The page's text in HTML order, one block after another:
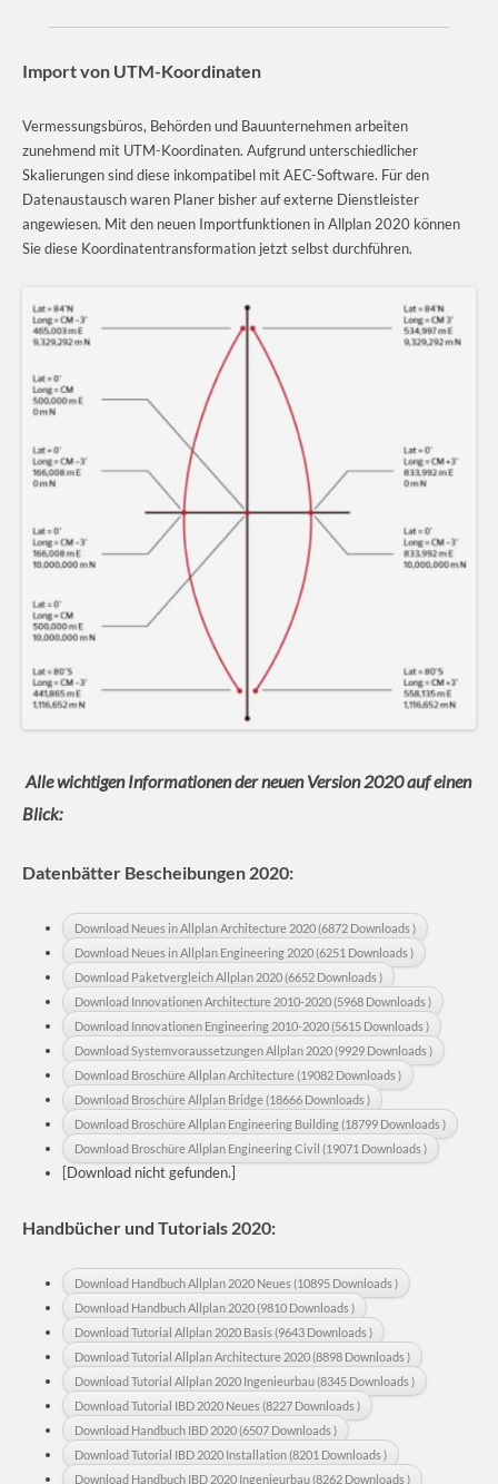
Import von UTM-Koordinaten
Vermessungsbüros, Behörden und Bauunternehmen arbeiten
zunehmend mit UTM-Koordinaten. Aufgrund unterschiedlicher
Skalierungen sind diese inkompatibel mit AEC-Software. Für den
Datenaustausch waren Planer bisher auf externe Dienstleister
angewiesen. Mit den neuen Importfunktionen in Allplan 2020 können
Sie diese Koordinatentransformation jetzt selbst durchführen.
Alle wichtigen Informationen der neuen Version 2020 auf einen
Blick:
Datenbätter Bescheibungen 2020:
Download Neues in Allplan Architecture 2020 (6872 Downloads )
Download Neues in Allplan Engineering 2020 (6251 Downloads )
Download Paketvergleich Allplan 2020 (6652 Downloads )
Download Innovationen Architecture 2010-2020 (5968 Downloads )
Download Innovationen Engineering 2010-2020 (5615 Downloads )
Download Systemvoraussetzungen Allplan 2020 (9929 Downloads )
Download Broschüre Allplan Architecture (19082 Downloads )
Download Broschüre Allplan Bridge (18666 Downloads )
Download Broschüre Allplan Engineering Building (18799 Downloads )
Download Broschüre Allplan Engineering Civil (19071 Downloads )
[Download nicht gefunden.]
Handbücher und Tutorials 2020:
Download Handbuch Allplan 2020 Neues (10895 Downloads )
Download Handbuch Allplan 2020 (9810 Downloads )
Download Tutorial Allplan 2020 Basis (9643 Downloads )
Download Tutorial Allplan Architecture 2020 (8898 Downloads )
Download Tutorial Allplan 2020 Ingenieurbau (8345 Downloads )
Download Tutorial IBD 2020 Neues (8227 Downloads )
Download Handbuch IBD 2020 (6507 Downloads )
Download Tutorial IBD 2020 Installation (8201 Downloads )
Download Handbuch IBD 2020 Ingenieurbau (8262 Downloads )